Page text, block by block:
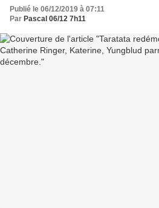
Publié le 06/12/2019 à 07:11
Par Pascal 06/12 7h11